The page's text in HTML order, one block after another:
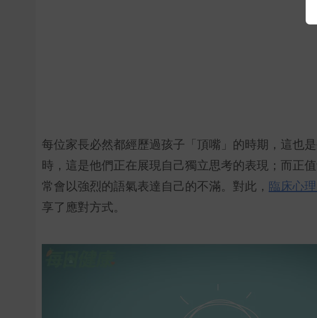
每位家長必然都經歷過孩子「頂嘴」的時期，這也
時，這是他們正在展現自己獨立思考的表現；而正
常會以強烈的語氣表達自己的不滿。對此， 臨床心
享了應對方式。